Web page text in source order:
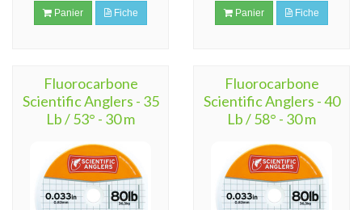
Panier Fiche Panier Fiche
Fluorocarbone
Scientific Anglers - 35
Lb / 53° - 30 m
Fluorocarbone
Scientific Anglers - 40
Lb / 58° - 30 m